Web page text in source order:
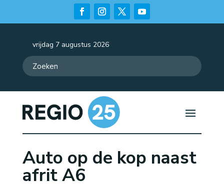
vrijdag 7 augustus 2026
Auto op de kop naast
afrit A6